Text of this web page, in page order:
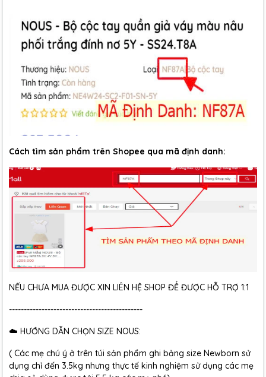
Cách tìm sản phẩm trên Shopee qua mã định danh:
NẾU CHƯA MUA ĐƯỢC XIN LIÊN HỆ SHOP ĐỂ ĐƯỢC HỖ TRỢ 1:1
---------------------------------------------
☁️ HƯỚNG DẪN CHỌN SIZE NOUS:
( Các mẹ chú ý ở trên túi sản phẩm ghi bảng size Newborn sử
dụng chỉ đến 3.5kg nhưng thực tế kinh nghiệm sử dụng các mẹ